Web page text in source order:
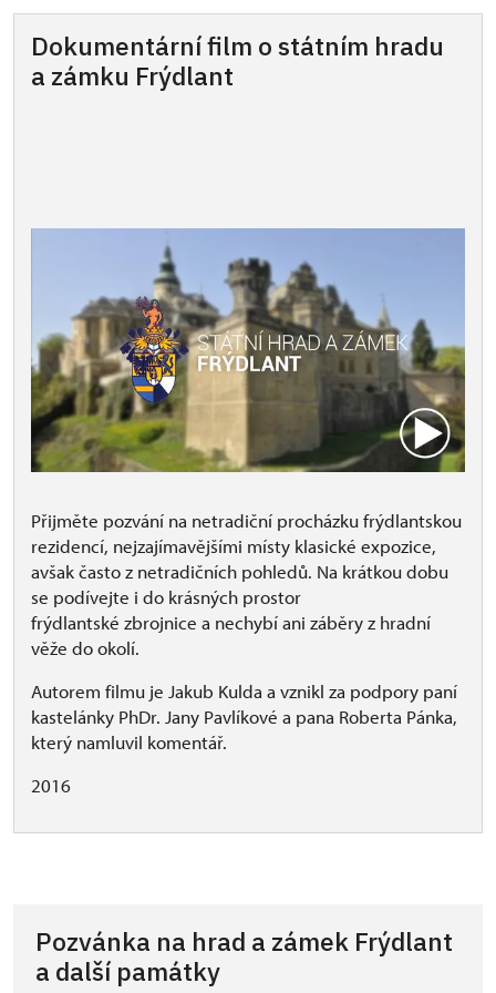
Dokumentární film o státním hradu
a zámku Frýdlant
Přijměte pozvání na netradiční procházku frýdlantskou
rezidencí, nejzajímavějšími místy klasické expozice,
avšak často z netradičních pohledů. Na krátkou dobu
se podívejte i do krásných prostor
frýdlantské zbrojnice a nechybí ani záběry z hradní
věže do okolí.
Autorem filmu je Jakub Kulda a vznikl za podpory paní
kastelánky PhDr. Jany Pavlíkové a pana Roberta Pánka,
který namluvil komentář.
2016
Pozvánka na hrad a zámek Frýdlant
a další památky